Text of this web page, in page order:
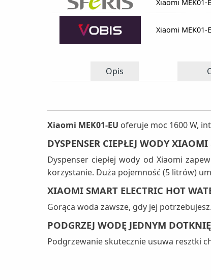
Xiaomi MEK01-
Xiaomi MEK01-
Opis
Xiaomi MEK01-EU oferuje moc 1600 W,
DYSPENSER CIEPŁEJ WODY
Dyspenser ciepłej wody od Xiaomi
korzystanie. Duża pojemność (5 litrów)
XIAOMI SMART ELECTRIC HOT
Gorąca woda zawsze, gdy jej potrzebujesz.
PODGRZEJ WODĘ JEDNYM
Podgrzewanie skutecznie usuwa resztki